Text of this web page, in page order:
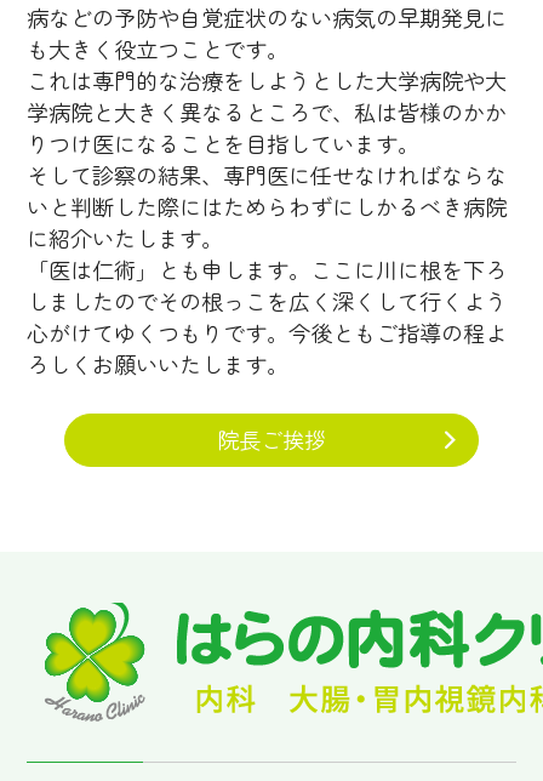
病などの予防や自覚症状のない病気の早期発見に
も大きく役立つことです。
これは専門的な治療をしようとした大学病院や大
学病院と大きく異なるところで、私は皆様のかか
りつけ医になることを目指しています。
そして診察の結果、専門医に任せなければならな
いと判断した際にはためらわずにしかるべき病院
に紹介いたします。
「医は仁術」とも申します。ここに川に根を下ろ
しましたのでその根っこを広く深くして行くよう
心がけてゆくつもりです。今後ともご指導の程よ
ろしくお願いいたします。
院長ご挨拶